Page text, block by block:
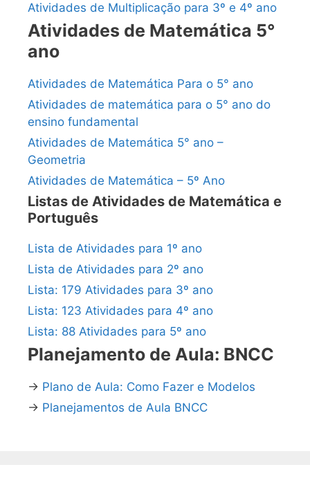
Atividades de Multiplicação para 3º e 4º ano
Atividades de Matemática 5°
ano
Atividades de Matemática Para o 5° ano
Atividades de matemática para o 5° ano do
ensino fundamental
Atividades de Matemática 5° ano –
Geometria
Atividades de Matemática – 5º Ano
Listas de Atividades de Matemática e
Português
Lista de Atividades para 1º ano
Lista de Atividades para 2º ano
Lista: 179 Atividades para 3º ano
Lista: 123 Atividades para 4º ano
Lista: 88 Atividades para 5º ano
Planejamento de Aula: BNCC
→ Plano de Aula: Como Fazer e Modelos
→ Planejamentos de Aula BNCC